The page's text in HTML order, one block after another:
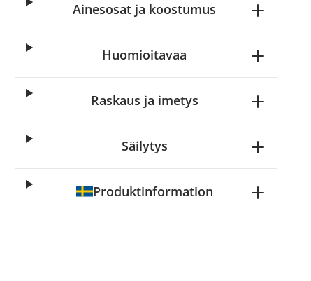
Ainesosat ja koostumus
Huomioitavaa
Raskaus ja imetys
Säilytys
Produktinformation